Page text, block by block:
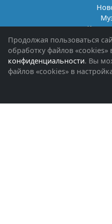
Книги
Помощь
Об
Наши
Продолжая пользоваться
обработку файлов «cookies»
конфиденциальности. Вы
файлов «cookies» в